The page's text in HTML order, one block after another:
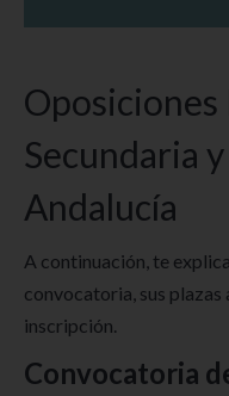
Oposiciones
Secundaria
Andalucía
A continuación, te
convocatoria, sus plazas
inscripción.
Convocatoria